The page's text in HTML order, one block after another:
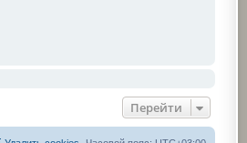
Перейти